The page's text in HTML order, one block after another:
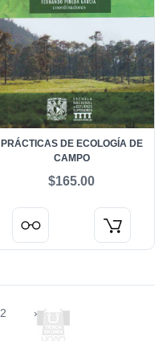
PRÁCTICAS DE ECOLOGÍA DE
CAMPO
$165.00
2 ›